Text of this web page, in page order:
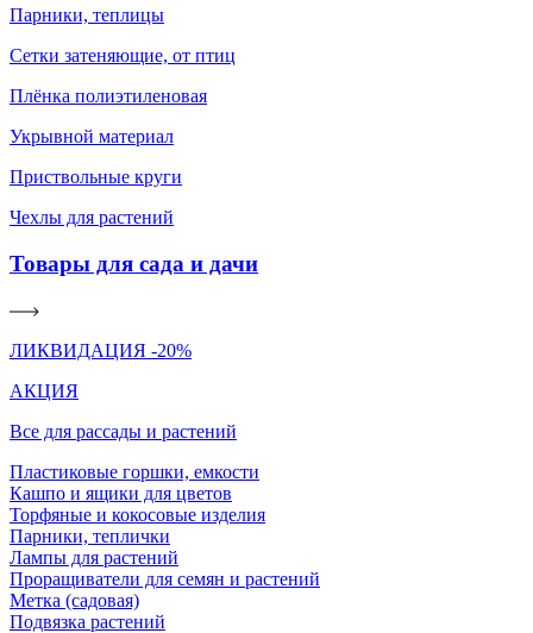
Парники, теплицы
Сетки затеняющие, от птиц
Плёнка полиэтиленовая
Укрывной материал
Приствольные круги
Чехлы для растений
Товары для сада и дачи
ЛИКВИДАЦИЯ -20%
АКЦИЯ
Все для рассады и растений
Пластиковые горшки, емкости
Кашпо и ящики для цветов
Торфяные и кокосовые изделия
Парники, теплички
Лампы для растений
Проращиватели для семян и растений
Метка (садовая)
Подвязка растений